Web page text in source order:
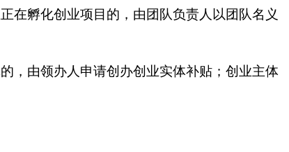
在孵化创业项目的，由团队负责人以团队名义
，由领办人申请创办创业实体补贴；创业主体